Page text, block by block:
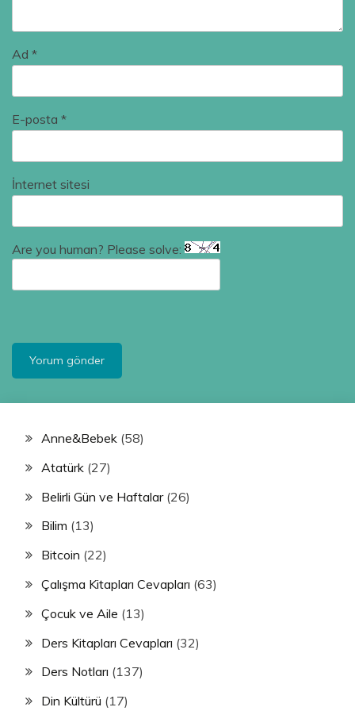
Ad *
E-posta *
İnternet sitesi
Are you human? Please solve:
Anne&Bebek (58)
Atatürk (27)
Belirli Gün ve Haftalar(26)
Bilim (13)
Bitcoin (22)
Çalışma Kitapları Cevapları (63)
Çocuk ve Aile (13)
Ders Kitapları Cevapları (32)
Ders Notları (137)
Din Kültürü (17)